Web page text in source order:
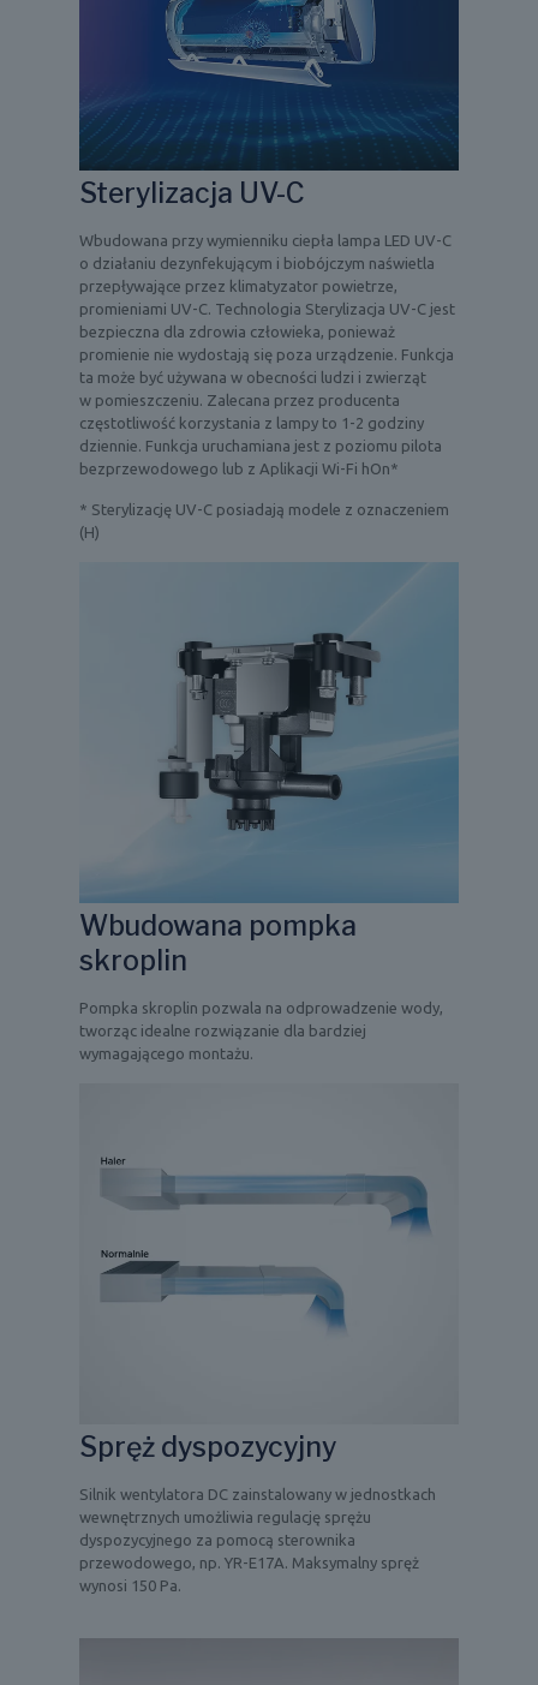
Sterylizacja UV-C
Wbudowana przy wymienniku ciepła lampa LED UV-C
o działaniu dezynfekującym i biobójczym naświetla
przepływające przez klimatyzator powietrze,
promieniami UV-C. Technologia Sterylizacja UV-C jest
bezpieczna dla zdrowia człowieka, ponieważ
promienie nie wydostają się poza urządzenie. Funkcja
ta może być używana w obecności ludzi i zwierząt
w pomieszczeniu. Zalecana przez producenta
częstotliwość korzystania z lampy to 1-2 godziny
dziennie. Funkcja uruchamiana jest z poziomu pilota
bezprzewodowego lub z Aplikacji Wi-Fi hOn*
* Sterylizację UV-C posiadają modele z oznaczeniem
(H)
Wbudowana pompka
skroplin
Pompka skroplin pozwala na odprowadzenie wody,
tworząc idealne rozwiązanie dla bardziej
wymagającego montażu.
Spręż dyspozycyjny
Silnik wentylatora DC zainstalowany w jednostkach
wewnętrznych umożliwia regulację sprężu
dyspozycyjnego za pomocą sterownika
przewodowego, np. YR-E17A. Maksymalny spręż
wynosi 150 Pa.